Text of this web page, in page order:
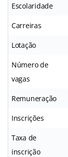
Escolaridade
Carreiras
Lotação
Número de
vagas
Remuneração
Inscrições
Taxa de
inscrição